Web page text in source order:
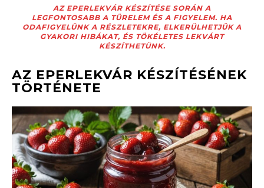
AZ EPERLEKVÁR KÉSZÍTÉSE SORÁN A
LEGFONTOSABB A TÜRELEM ÉS A FIGYELEM. HA
ODAFIGYELÜNK A RÉSZLETEKRE, ELKERÜLHETJÜK A
GYAKORI HIBÁKAT, ÉS TÖKÉLETES LEKVÁRT
KÉSZÍTHETÜNK.
AZ EPERLEKVÁR KÉSZÍTÉSÉNEK
TÖRTÉNETE